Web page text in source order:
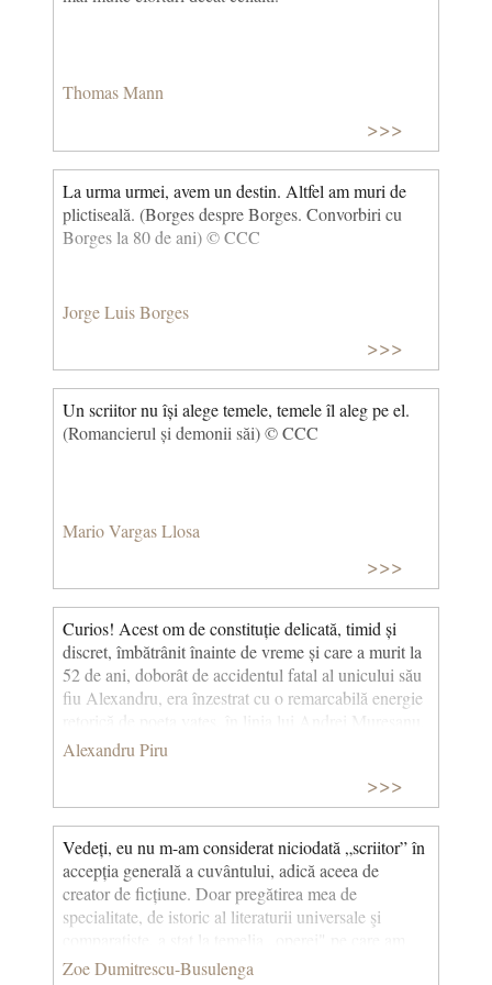
Thomas Mann
>>>
La urma urmei, avem un destin. Altfel am muri de
plictiseală. (Borges despre Borges. Convorbiri cu
Borges la 80 de ani) © CCC
Jorge Luis Borges
>>>
Un scriitor nu își alege temele, temele îl aleg pe el.
(Romancierul și demonii săi) © CCC
Mario Vargas Llosa
>>>
Curios! Acest om de constituție delicată, timid și
discret, îmbătrânit înainte de vreme și care a murit la
52 de ani, doborât de accidentul fatal al unicului său
fiu Alexandru, era înzestrat cu o remarcabilă energie
retorică de poeta vates, în linia lui Andrei Mureșanu,
ridicată la cea mai înaltă expresie de Octavian Goga.
Exossibus ultor, In opressores, Noi vrem pământ,
datând toate din 1893, și Pentru libertate din 1903
dau glas revoltei împotriva asupririi naționale și
sociale, păstrându-și valoarea artistică și după
încetarea revendicărilor, ca documente ale demnității
unui popor ce nu suportă subjugarea, începând cu
aborigenii daci, ridicați împotriva romanilor (Un
doarvates:poet inspirat, poet vizionar, care
Alexandru Piru
>>>
Vedeți, eu nu m-am considerat niciodată „scriitor” în
accepția generală a cuvântului, adică aceea de
creator de ficțiune. Doar pregătirea mea de
specialitate, de istoric al literaturii universale şi
ilustrat-o în cea mai mare măsură. Sigur că se
Zoe Dumitrescu-Busulenga